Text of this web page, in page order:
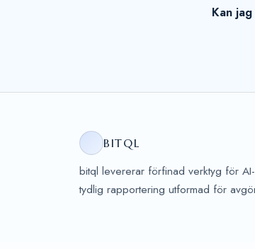
Kan
BITQL
bitql levererar förfinad verktyg för
tydlig rapportering utformad för